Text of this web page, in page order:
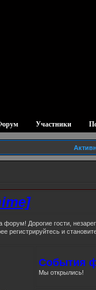
Участники
форум! Дорогие гости,
регистрируйтесь и
События
Мы открылись!